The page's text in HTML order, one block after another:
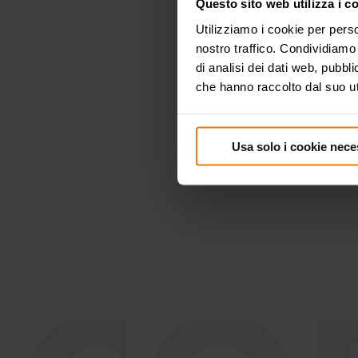
Questo sito web utilizza i
Utilizziamo i cookie per
nostro traffico.
di analisi dei dati web,
che hanno raccolto dal suo
Usa solo i cookie